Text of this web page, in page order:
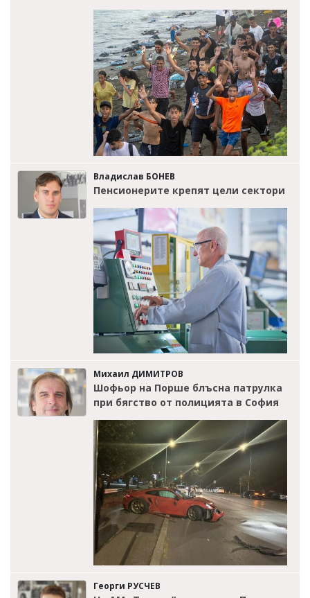
Владислав БОНЕВ
Пенсионерите крепят цели сектори
Михаил ДИМИТРОВ
Шофьор на Порше блъсна патрулка
при бягство от полицията в София
Георги РУСЧЕВ